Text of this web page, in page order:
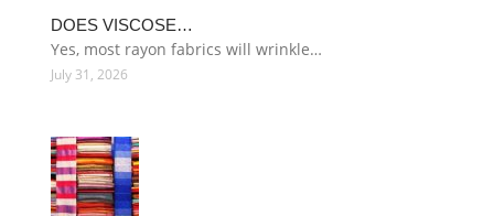
DOES VISCOSE…
Yes, most rayon fabrics will wrinkle…
July 31, 2026